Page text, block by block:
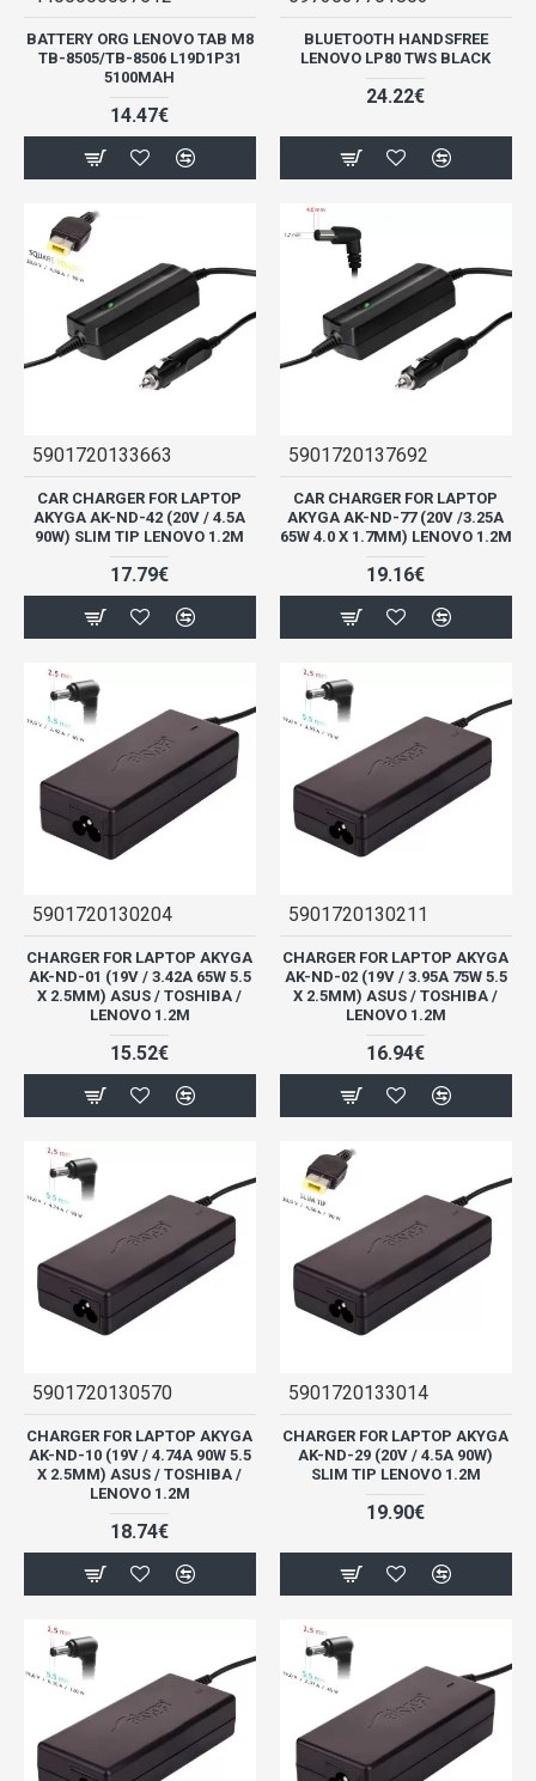
BATTERY ORG LENOVO TAB M8
TB-8505/TB-8506 L19D1P31
5100MAH
14.47€
BLUETOOTH HANDSFREE
LENOVO LP80 TWS BLACK
24.22€
5901720133663
CAR CHARGER FOR LAPTOP
AKYGA AK-ND-42 (20V / 4.5A
90W) SLIM TIP LENOVO 1.2M
17.79€
5901720137692
CAR CHARGER FOR LAPTOP
AKYGA AK-ND-77 (20V /3.25A
65W 4.0 X 1.7MM) LENOVO 1.2M
19.16€
5901720130204
CHARGER FOR LAPTOP AKYGA
AK-ND-01 (19V / 3.42A 65W 5.5
X 2.5MM) ASUS / TOSHIBA /
LENOVO 1.2M
15.52€
5901720130211
CHARGER FOR LAPTOP AKYGA
AK-ND-02 (19V / 3.95A 75W 5.5
X 2.5MM) ASUS / TOSHIBA /
LENOVO 1.2M
16.94€
5901720130570
CHARGER FOR LAPTOP AKYGA
AK-ND-10 (19V / 4.74A 90W 5.5
X 2.5MM) ASUS / TOSHIBA /
LENOVO 1.2M
18.74€
5901720133014
CHARGER FOR LAPTOP AKYGA
AK-ND-29 (20V / 4.5A 90W)
SLIM TIP LENOVO 1.2M
19.90€